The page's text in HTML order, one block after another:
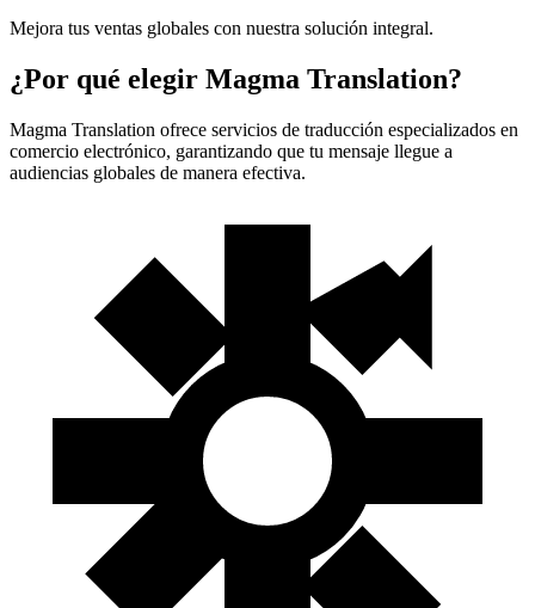
Mejora tus ventas globales con nuestra solución integral.
¿Por qué elegir Magma Translation?
Magma Translation ofrece servicios de traducción especializados en
comercio electrónico, garantizando que tu mensaje llegue a
audiencias globales de manera efectiva.